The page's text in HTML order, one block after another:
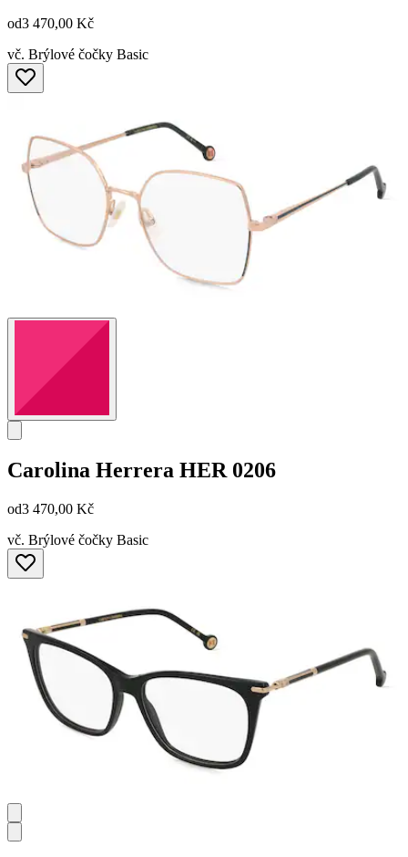
od3 470,00 Kč
vč. Brýlové čočky Basic
Carolina Herrera HER 0206
od3 470,00 Kč
vč. Brýlové čočky Basic